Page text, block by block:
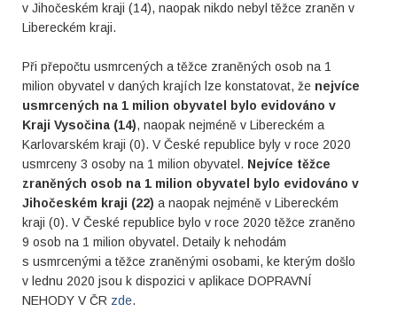
v Jihočeském kraji (14), naopak nikdo nebyl těžce zraněn v
Libereckém kraji.
Při přepočtu usmrcených a těžce zraněných osob na 1
milion obyvatel v daných krajích lze konstatovat, že nejvíce
usmrcených na 1 milion obyvatel bylo evidováno v
Kraji Vysočina (14), naopak nejméně v Libereckém a
Karlovarském kraji (0). V České republice byly v roce 2020
usmrceny 3 osoby na 1 milion obyvatel. Nejvíce těžce
zraněných osob na 1 milion obyvatel bylo evidováno v
Jihočeském kraji (22) a naopak nejméně v Libereckém
kraji (0). V České republice bylo v roce 2020 těžce zraněno
9 osob na 1 milion obyvatel. Detaily k nehodám
s usmrcenými a těžce zraněnými osobami, ke kterým došlo
v lednu 2020 jsou k dispozici v aplikace DOPRAVNÍ
NEHODY V ČR zde.